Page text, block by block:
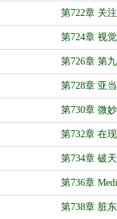
第722章 关
第724章 视
第726章 第
第728章 亚
第730章 微妙
第732章 在
第734章 破
第736章
第738章 脏